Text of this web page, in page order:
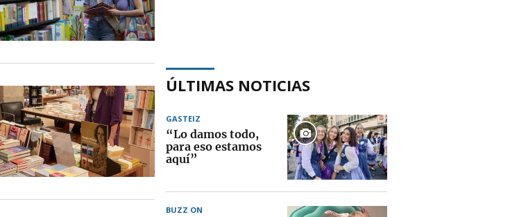
ÚLTIMAS NOTICIAS
GASTEIZ
“Lo damos todo,
para eso estamos
aquí”
BUZZ ON